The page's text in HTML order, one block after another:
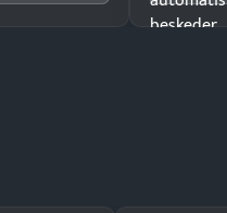
beskeder.